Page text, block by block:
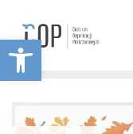
Otwórz